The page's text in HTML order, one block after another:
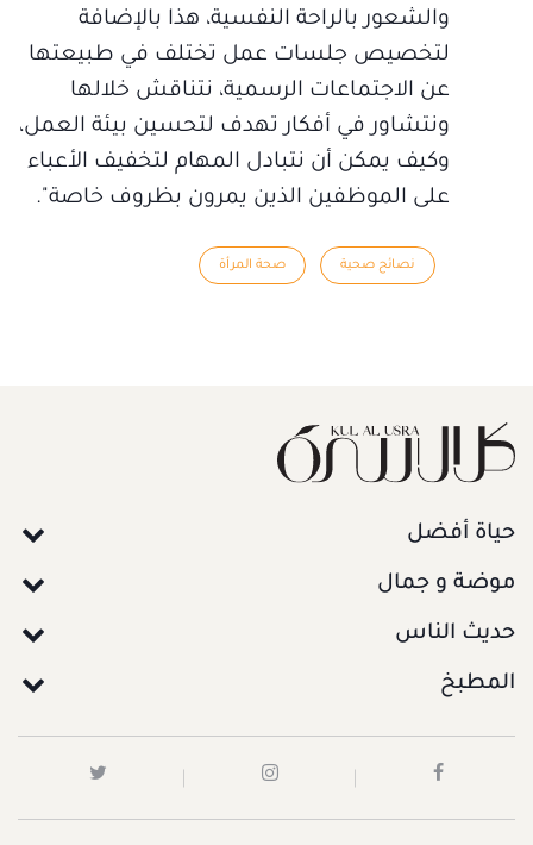
والشعور بالراحة النفسية، هذا بالإضافة
لتخصيص جلسات عمل تختلف في طبيعتها
عن الاجتماعات الرسمية، نتناقش خلالها
ونتشاور في أفكار تهدف لتحسين بيئة العمل،
وكيف يمكن أن نتبادل المهام لتخفيف الأعباء
على الموظفين الذين يمرون بظروف خاصة".
نصائح صحية صحة المرأة
حياة أفضل
موضة و جمال
حديث الناس
المطبخ